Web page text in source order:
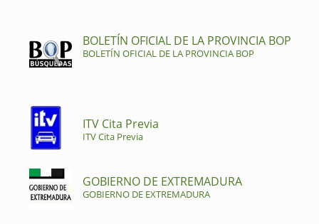
BOLETÍN OFICIAL DE LA PROVINCIA BOP
BOLETÍN OFICIAL DE LA PROVINCIA BOP
ITV Cita Previa
ITV Cita Previa
GOBIERNO DE EXTREMADURA
GOBIERNO DE EXTREMADURA